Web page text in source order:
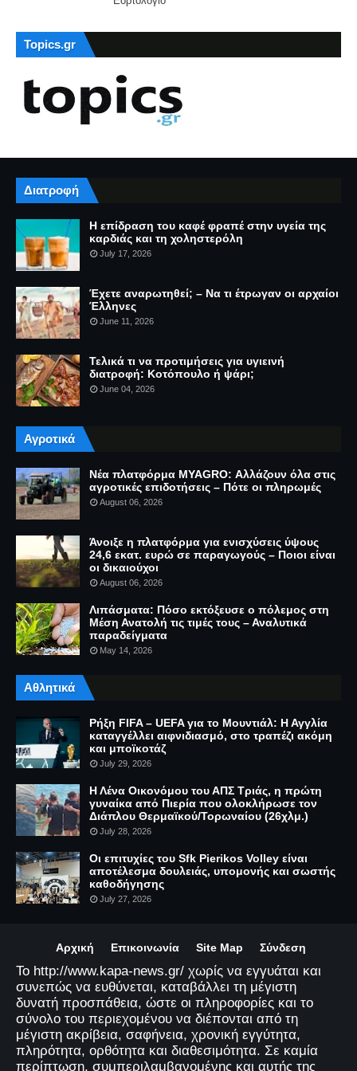
Topics.gr
Διατροφή
Η επίδραση του καφέ φραπέ στην υγεία της
καρδιάς και τη χοληστερόλη
July 17, 2026
Έχετε αναρωτηθεί; – Να τι έτρωγαν οι αρχαίοι
Έλληνες
June 11, 2026
Τελικά τι να προτιμήσεις για υγιεινή
διατροφή: Κοτόπουλο ή ψάρι;
June 04, 2026
Αγροτικά
Νέα πλατφόρμα MYAGRO: Αλλάζουν όλα στις
αγροτικές επιδοτήσεις – Πότε οι πληρωμές
August 06, 2026
Άνοιξε η πλατφόρμα για ενισχύσεις ύψους
24,6 εκατ. ευρώ σε παραγωγούς – Ποιοι είναι
οι δικαιούχοι
August 06, 2026
Λιπάσματα: Πόσο εκτόξευσε ο πόλεμος στη
Μέση Ανατολή τις τιμές τους – Αναλυτικά
παραδείγματα
May 14, 2026
Αθλητικά
Ρήξη FIFA – UEFA για το Μουντιάλ: Η Αγγλία
καταγγέλλει αιφνιδιασμό, στο τραπέζι ακόμη
και μποϊκοτάζ
July 29, 2026
Η Λένα Οικονόμου του ΑΠΣ Τριάς, η πρώτη
γυναίκα από Πιερία που ολοκλήρωσε τον
Διάπλου Θερμαϊκού/Τορωναίου (26χλμ.)
July 28, 2026
Οι επιτυχίες του Sfk Pierikos Volley είναι
αποτέλεσμα δουλειάς, υπομονής και σωστής
καθοδήγησης
July 27, 2026
Αρχική Επικοινωνία Site Map Σύνδεση
Το http://www.kapa-news.gr/ χωρίς να εγγυάται και
συνεπώς να ευθύνεται, καταβάλλει τη μέγιστη
δυνατή προσπάθεια, ώστε οι πληροφορίες και το
σύνολο του περιεχομένου να διέπονται από τη
μέγιστη ακρίβεια, σαφήνεια, χρονική εγγύτητα,
πληρότητα, ορθότητα και διαθεσιμότητα. Σε καμία
περίπτωση, συμπεριλαμβανομένης και αυτής της